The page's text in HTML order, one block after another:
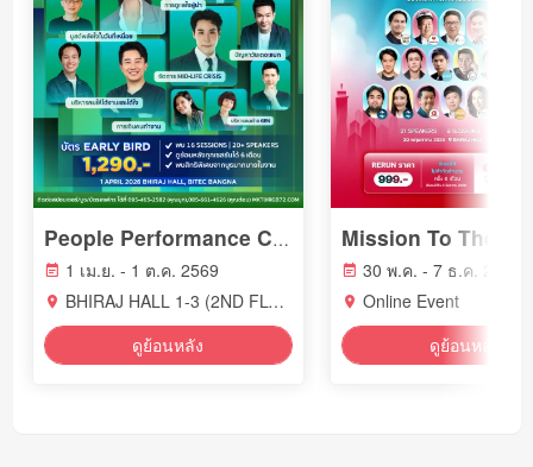
People Performance Conference (PPC2026) - YEAR OF WORK LIFE INTELLIGENCE
1 เม.ย. - 1 ต.ค. 2569
BHIRAJ HALL 1-3 (2ND FLOOR) BITEC BANGNA
ดูย้อนหลัง
30 พ.ค. - 7 ธ.ค. 2569
Online Event
ดูย้อนหลัง